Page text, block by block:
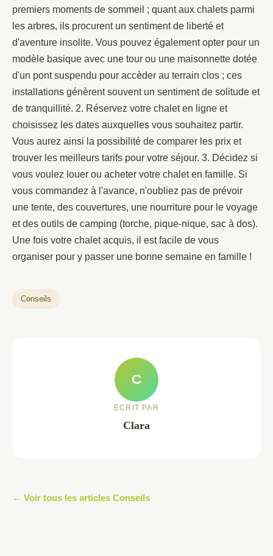
premiers moments de sommeil ; quant aux chalets parmi
les arbres, ils procurent un sentiment de liberté et
d'aventure insolite. Vous pouvez également opter pour un
modèle basique avec une tour ou une maisonnette dotée
d'un pont suspendu pour accèder au terrain clos ; ces
installations génèrent souvent un sentiment de solitude et
de tranquillité. 2. Réservez votre chalet en ligne et
choisissez les dates auxquelles vous souhaitez partir.
Vous aurez ainsi la possibilité de comparer les prix et
trouver les meilleurs tarifs pour votre séjour. 3. Décidez si
vous voulez louer ou acheter votre chalet en famille. Si
vous commandez à l'avance, n'oubliez pas de prévoir
une tente, des couvertures, une nourriture pour le voyage
et des outils de camping (torche, pique-nique, sac à dos).
Une fois votre chalet acquis, il est facile de vous
organiser pour y passer une bonne semaine en famille !
Conseils
C
ECRIT PAR
Clara
← Voir tous les articles Conseils